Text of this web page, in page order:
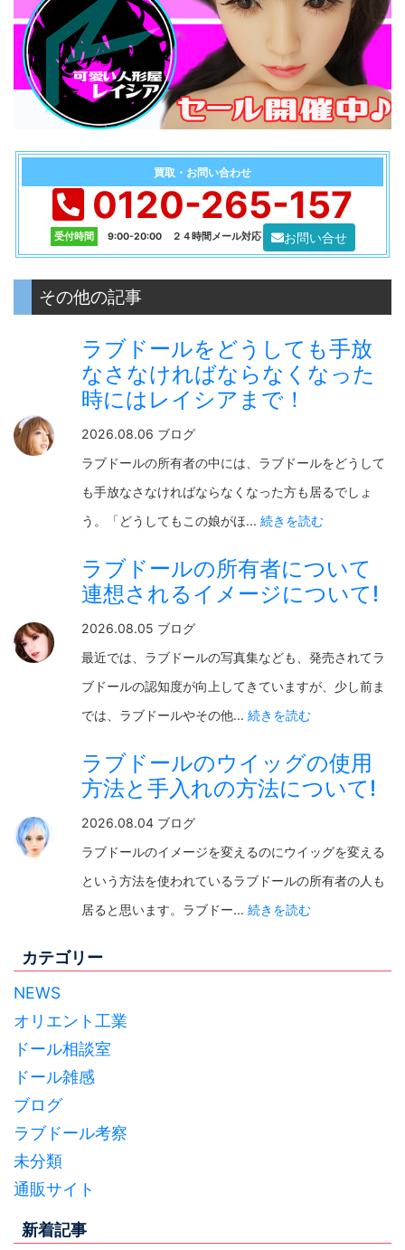
買取・お問い合わせ
0120-265-157
受付時間 9:00-20:00 ２４時間メール対応 お問い合せ
その他の記事
ラブドールをどうしても手放
なさなければならなくなった
時にはレイシアまで！
2026.08.06 ブログ
ラブドールの所有者の中には、ラブドールをどうして
も手放なさなければならなくなった方も居るでしょ
う。「どうしてもこの娘がほ... 続きを読む
ラブドールの所有者について
連想されるイメージについて!
2026.08.05 ブログ
最近では、ラブドールの写真集なども、発売されてラ
ブドールの認知度が向上してきていますが、少し前ま
では、ラブドールやその他... 続きを読む
ラブドールのウイッグの使用
方法と手入れの方法について!
2026.08.04 ブログ
ラブドールのイメージを変えるのにウイッグを変える
という方法を使われているラブドールの所有者の人も
居ると思います。ラブドー... 続きを読む
カテゴリー
NEWS
オリエント工業
ドール相談室
ドール雑感
ブログ
ラブドール考察
未分類
通販サイト
新着記事